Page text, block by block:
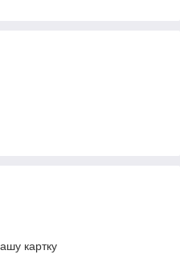
картку